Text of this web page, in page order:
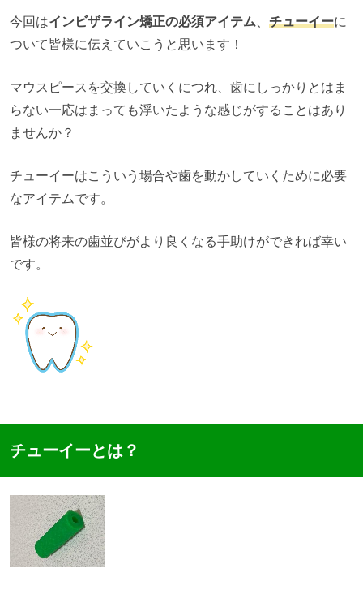
今回はインビザライン矯正の必須アイテム チューイーに
ついて皆様に伝えていこうと思います！
マウスピースを交換していくにつれ、歯にしっかりとはま
らない一応はまっても浮いたような感じがすることはあり
ませんか？
チューイーはこういう場合や歯を動かしていくために必要
なアイテムです。
皆様の将来の歯並びがより良くなる手助けができれば幸い
です。
チューイーとは？